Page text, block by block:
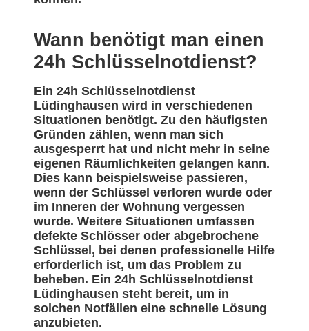
Wann benötigt man einen
24h Schlüsselnotdienst?
Ein 24h Schlüsselnotdienst
Lüdinghausen wird in verschiedenen
Situationen benötigt. Zu den häufigsten
Gründen zählen, wenn man sich
ausgesperrt hat und nicht mehr in seine
eigenen Räumlichkeiten gelangen kann.
Dies kann beispielsweise passieren,
wenn der Schlüssel verloren wurde oder
im Inneren der Wohnung vergessen
wurde. Weitere Situationen umfassen
defekte Schlösser oder abgebrochene
Schlüssel, bei denen professionelle Hilfe
erforderlich ist, um das Problem zu
beheben. Ein 24h Schlüsselnotdienst
Lüdinghausen steht bereit, um in
solchen Notfällen eine schnelle Lösung
anzubieten.